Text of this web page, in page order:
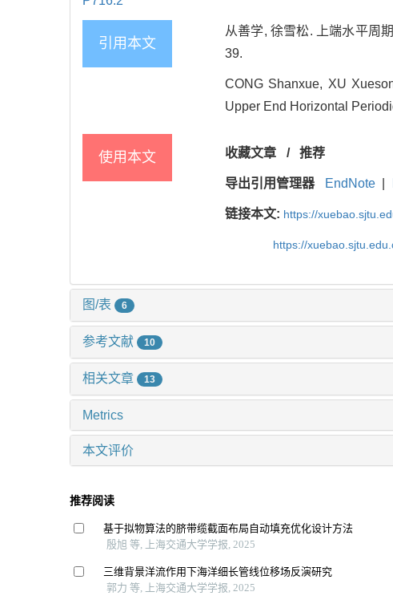
引用本文
从善学, 徐雪松. 上端水平周
39.
CONG Shanxue, XU
Upper End Horizontal
使用本文 收藏文章 / 推荐
导出引用管理器 EndNote
链接本文: https://
https://
图/表 6
参考文献 10
相关文章 13
Metrics
本文评价